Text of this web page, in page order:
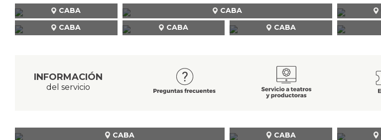
CABA CABA
CABA
CABA CABA
INFORMACIÓN
del servicio
CABA CABA